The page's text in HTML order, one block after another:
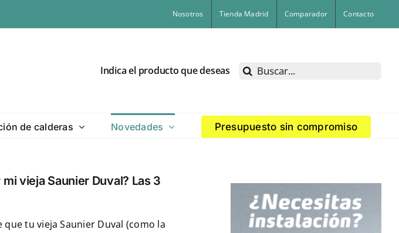
Nosotros Tienda Madrid Comparador Contacto
Indica el producto que deseas Buscar:
de calderas Novedades Presupuesto sin compromiso
vieja Saunier Duval? Las 3
tu vieja Saunier Duval (como la